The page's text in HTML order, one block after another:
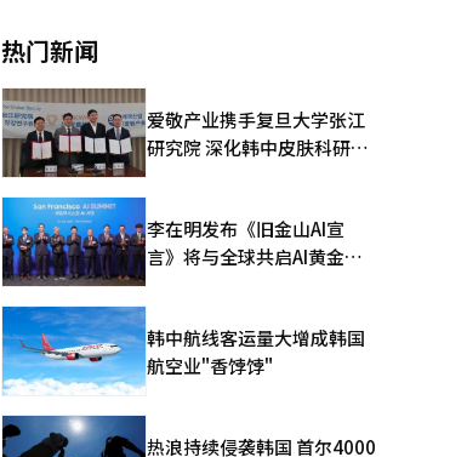
热门新闻
爱敬产业携手复旦大学张江
研究院 深化韩中皮肤科研合
李在明发布《旧金山AI宣
言》将与全球共启AI黄金时
韩中航线客运量大增成韩国
航空业"香饽饽"
热浪持续侵袭韩国 首尔4000